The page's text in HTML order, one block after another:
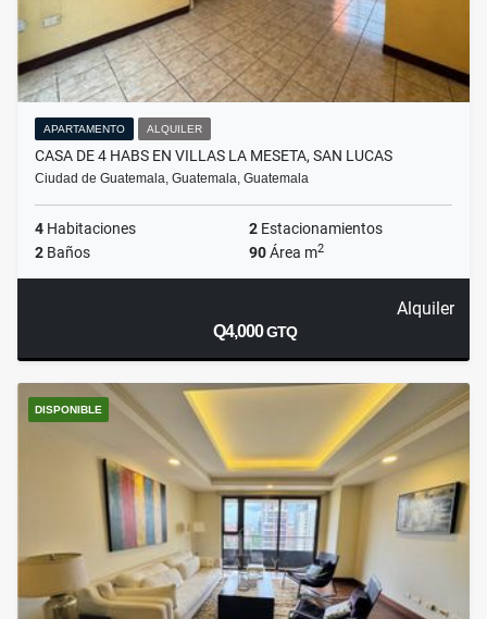
APARTAMENTO ALQUILER
CASA DE 4 HABS EN VILLAS LA MESETA, SAN LUCAS
Ciudad de Guatemala, Guatemala, Guatemala
4 Habitaciones 2 Estacionamientos
2 Baños 90Área m2
Alquiler
Q4,000GTQ
DISPONIBLE